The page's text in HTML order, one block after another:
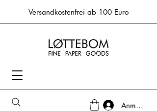
Anmelden
Versandkostenfrei ab 100 Euro